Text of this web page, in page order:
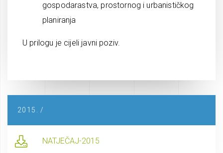
gospodarastva, prostornog i urbanističkog
planiranja
U prilogu je cijeli javni poziv.
2015. /
NATJEČAJ-2015